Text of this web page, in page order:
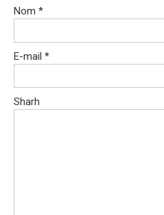
Nom *
E-mail *
Sharh